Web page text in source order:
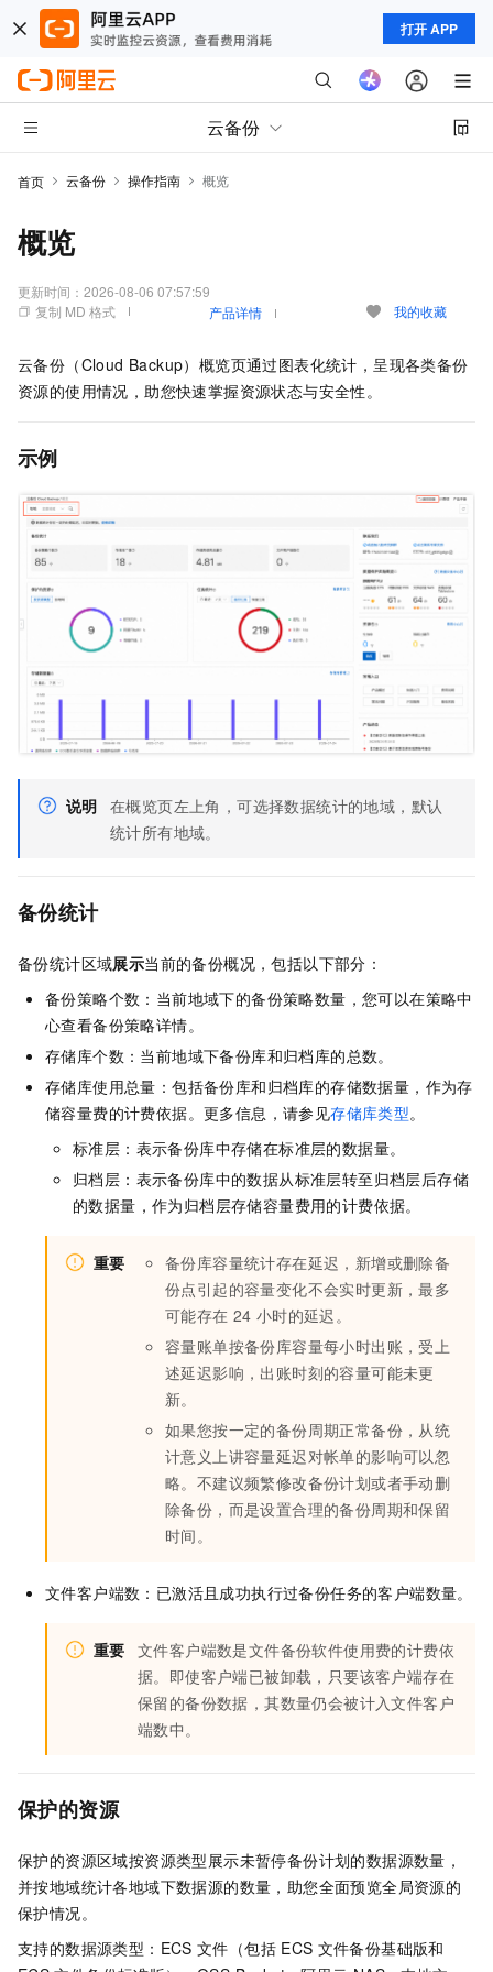
打开 APP
云备份
首页 云备份 操作指南 概览
概览
更新时间： 2026-08-06 07:57:59
复制 MD 格式
产品详情 我的收藏
云备份（Cloud Backup） 概览页通过图表化统计，呈现各类备份
资源的使用情况，助您快速掌握资源状态与安全性。
示例
说明 在概览页左上角，可选择数据统计的地域，默认
统计所有地域。
备份统计
备份统计区域展示当前的备份概况，包括以下部分：
备份策略个数：当前地域下的备份策略数量，您可以在策略中
心查看备份策略详情。
存储库个数：当前地域下备份库和归档库的总数。
存储库使用总量：包括备份库和归档库的存储数据量，作为存
储容量费的计费依据。更多信息，请参见存储库类型。
标准层：表示备份库中存储在标准层的数据量。
归档层：表示备份库中的数据从标准层转至归档层后存储
的数据量，作为归档层存储容量费用的计费依据。
重要
备份库容量统计存在延迟，新增或删除备
份点引起的容量变化不会实时更新，最多
可能存在 24 小时的延迟。
容量账单按备份库容量每小时出账，受上
述延迟影响，出账时刻的容量可能未更
新。
如果您按一定的备份周期正常备份，从统
计意义上讲容量延迟对帐单的影响可以忽
略。不建议频繁修改备份计划或者手动删
除备份，而是设置合理的备份周期和保留
时间。
文件客户端数：已激活且成功执行过备份任务的客户端数量。
重要 文件客户端数是文件备份软件使用费的计费依
据。即使客户端已被卸载，只要该客户端存在
保留的备份数据，其数量仍会被计入文件客户
端数中。
保护的资源
保护的资源区域按资源类型展示未暂停备份计划的数据源数量，
并按地域统计各地域下数据源的数量，助您全面预览全局资源的
保护情况。
支持的数据源类型：ECS 文件（包括 ECS 文件备份基础版和